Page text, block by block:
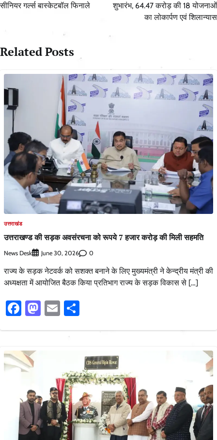
सीनियर गर्ल्स बास्केटबॉल फिनाले
शुभारंभ, 64.47 करोड़ की 18 योजनाओं
का लोकार्पण एवं शिलान्यास
Related Posts
उत्तराखंड
उत्तराखण्ड की सड़क अवसंरचना को रूपये 7 हजार करोड़ की मिली सहमति
News Desk June 30, 2026 0
राज्य के सड़क नेटवर्क को सशक्त बनाने के लिए मुख्यमंत्री ने केन्द्रीय मंत्री की
अध्यक्षता में आयोजित बैठक किया प्रतिभाग राज्य के सड़क विकास से […]
Facebook
Mastodon
Email